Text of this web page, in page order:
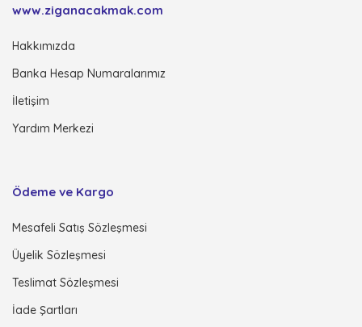
www.ziganacakmak.com
Hakkımızda
Banka Hesap Numaralarımız
İletişim
Yardım Merkezi
Ödeme ve Kargo
Mesafeli Satış Sözleşmesi
Üyelik Sözleşmesi
Teslimat Sözleşmesi
İade Şartları